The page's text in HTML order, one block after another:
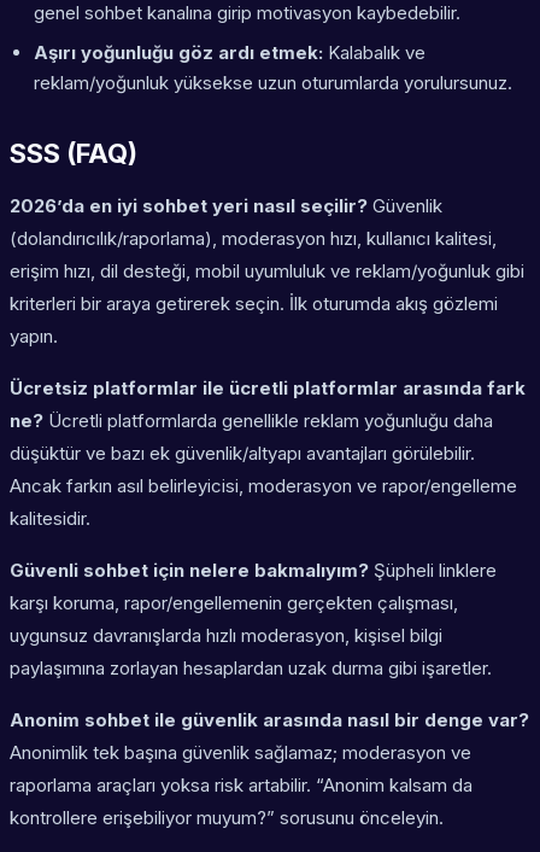
genel sohbet kanalına girip motivasyon kaybedebilir.
Aşırı yoğunluğu göz ardı etmek: Kalabalık ve
reklam/yoğunluk yüksekse uzun oturumlarda yorulursunuz.
SSS (FAQ)
2026’da en iyi sohbet yeri nasıl seçilir? Güvenlik
(dolandırıcılık/raporlama), moderasyon hızı, kullanıcı kalitesi,
erişim hızı, dil desteği, mobil uyumluluk ve reklam/yoğunluk gibi
kriterleri bir araya getirerek seçin. İlk oturumda akış gözlemi
yapın.
Ücretsiz platformlar ile ücretli platformlar arasında fark
ne? Ücretli platformlarda genellikle reklam yoğunluğu daha
düşüktür ve bazı ek güvenlik/altyapı avantajları görülebilir.
Ancak farkın asıl belirleyicisi, moderasyon ve rapor/engelleme
kalitesidir.
Güvenli sohbet için nelere bakmalıyım? Şüpheli linklere
karşı koruma, rapor/engellemenin gerçekten çalışması,
uygunsuz davranışlarda hızlı moderasyon, kişisel bilgi
paylaşımına zorlayan hesaplardan uzak durma gibi işaretler.
Anonim sohbet ile güvenlik arasında nasıl bir denge var?
Anonimlik tek başına güvenlik sağlamaz; moderasyon ve
raporlama araçları yoksa risk artabilir. “Anonim kalsam da
kontrollere erişebiliyor muyum?” sorusunu önceleyin.